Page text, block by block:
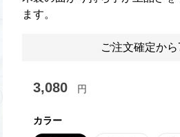
slide
ます。
ご注文確定か
3,080 円
カラー